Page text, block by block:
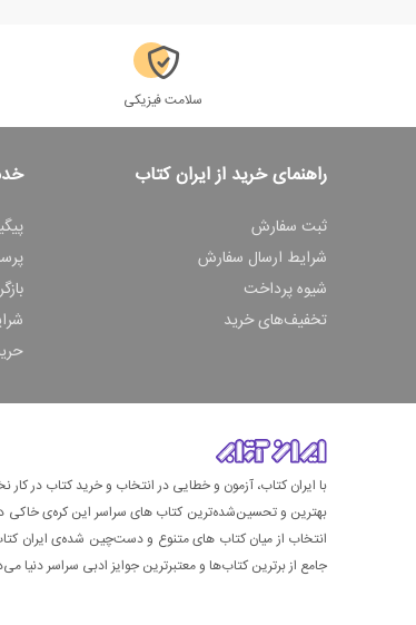
سلامت فیزیکی
راهنمای خرید از ایران کتاب
ثبت سفارش
شرایط ارسال سفارش
شیوه پرداخت
تخفیف‌های خرید
با ایران کتاب، آزمون و خطایی در انتخاب و خرید کتاب در کار
بهترین و تحسین‌شده‌ترین کتاب‌ های سراسر این کره‌ی خاکی در
انتخاب از میان کتاب های متنوع و دست‌چین شده‌ی ایران
جامع از برترین کتاب‌ها و معتبرترین جوایز ادبی سراسر دنیا